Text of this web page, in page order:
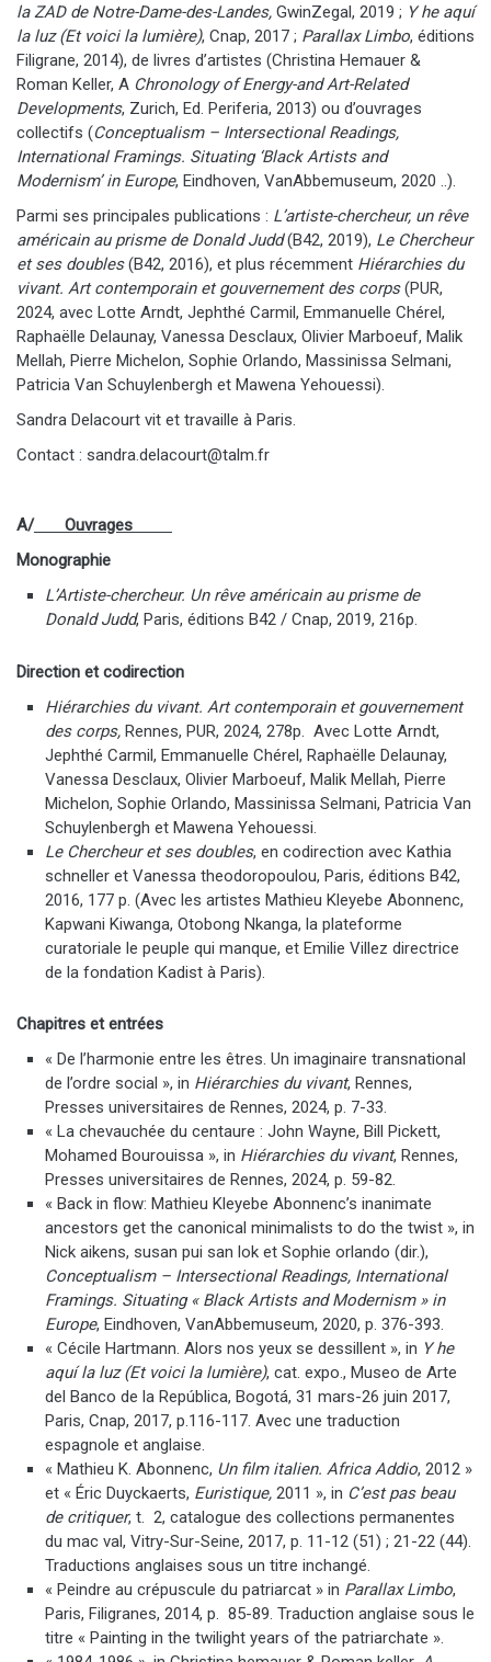
la ZAD de Notre-Dame-des-Landes, GwinZegal, 2019 ; Y he aquí
la luz (Et voici la lumière), Cnap, 2017 ; Parallax Limbo, éditions
Filigrane, 2014), de livres d’artistes (Christina Hemauer &
Roman Keller, A Chronology of Energy-and Art-Related
Developments, Zurich, Ed. Periferia, 2013) ou d’ouvrages
collectifs (Conceptualism – Intersectional Readings,
International Framings. Situating ‘Black Artists and
Modernism’ in Europe, Eindhoven, VanAbbemuseum, 2020 ..).
Parmi ses principales publications : L’artiste-chercheur, un rêve
américain au prisme de Donald Judd(B42, 2019), Le Chercheur
et ses doubles(B42, 2016), et plus récemment Hiérarchies du
vivant. Art contemporain et gouvernement des corps(PUR,
2024, avec Lotte Arndt, Jephthé Carmil, Emmanuelle Chérel,
Raphaëlle Delaunay, Vanessa Desclaux, Olivier Marboeuf, Malik
Mellah, Pierre Michelon, Sophie Orlando, Massinissa Selmani,
Patricia Van Schuylenbergh et Mawena Yehouessi).
Sandra Delacourt vit et travaille à Paris.
Contact : sandra.delacourt@talm.fr
A/Ouvrages
Monographie
L’Artiste-chercheur. Un rêve américain au prisme de
Donald Judd, Paris, éditions B42 / Cnap, 2019, 216p.
Direction et codirection
Hiérarchies du vivant. Art contemporain et gouvernement
des corps, Rennes, PUR, 2024, 278p. Avec Lotte Arndt,
Jephthé Carmil, Emmanuelle Chérel, Raphaëlle Delaunay,
Vanessa Desclaux, Olivier Marboeuf, Malik Mellah, Pierre
Michelon, Sophie Orlando, Massinissa Selmani, Patricia Van
Schuylenbergh et Mawena Yehouessi.
Le Chercheur et ses doubles, en codirection avec Kathia
schneller et Vanessa theodoropoulou, Paris, éditions B42,
2016, 177 p. (Avec les artistes Mathieu Kleyebe Abonnenc,
Kapwani Kiwanga, Otobong Nkanga, la plateforme
curatoriale le peuple qui manque, et Emilie Villez directrice
de la fondation Kadist à Paris).
Chapitres et entrées
« De l’harmonie entre les êtres. Un imaginaire transnational
de l’ordre social », in Hiérarchies du vivant, Rennes,
Presses universitaires de Rennes, 2024, p. 7-33.
« La chevauchée du centaure : John Wayne, Bill Pickett,
Mohamed Bourouissa », in Hiérarchies du vivant, Rennes,
Presses universitaires de Rennes, 2024, p. 59-82.
« Back in flow: Mathieu Kleyebe Abonnenc’s inanimate
ancestors get the canonical minimalists to do the twist », in
Nick aikens, susan pui san lok et Sophie orlando (dir.),
Conceptualism – Intersectional Readings, International
Framings. Situating « Black Artists and Modernism » in
Europe, Eindhoven, VanAbbemuseum, 2020, p. 376-393.
« Cécile Hartmann. Alors nos yeux se dessillent », in Y he
aquí la luz (Et voici la lumière), cat. expo., Museo de Arte
del Banco de la República, Bogotá, 31 mars-26 juin 2017,
Paris, Cnap, 2017, p.116-117. Avec une traduction
espagnole et anglaise.
« Mathieu K. Abonnenc, Un film italien. Africa Addio, 2012 »
et « Éric Duyckaerts, Euristique,2011 », in C’est pas beau
de critiquer, t. 2, catalogue des collections permanentes
du mac val, Vitry-Sur-Seine, 2017, p. 11-12 (51) ; 21-22 (44).
Traductions anglaises sous un titre inchangé.
« Peindre au crépuscule du patriarcat » in Parallax Limbo,
Paris, Filigranes, 2014, p. 85-89. Traduction anglaise sous le
titre « Painting in the twilight years of the patriarchate ».